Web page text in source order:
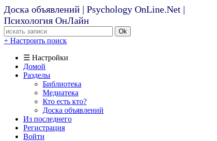
Доска объявлений | Psychology OnLine.Net |
Психология ОнЛайн
Ok
+ Настроить поиск
☰ Настройки
Домой
Разделы
Библиотека
Медиатека
Кто есть кто?
Доска объявлений
Из последнего
Регистрация
Войти